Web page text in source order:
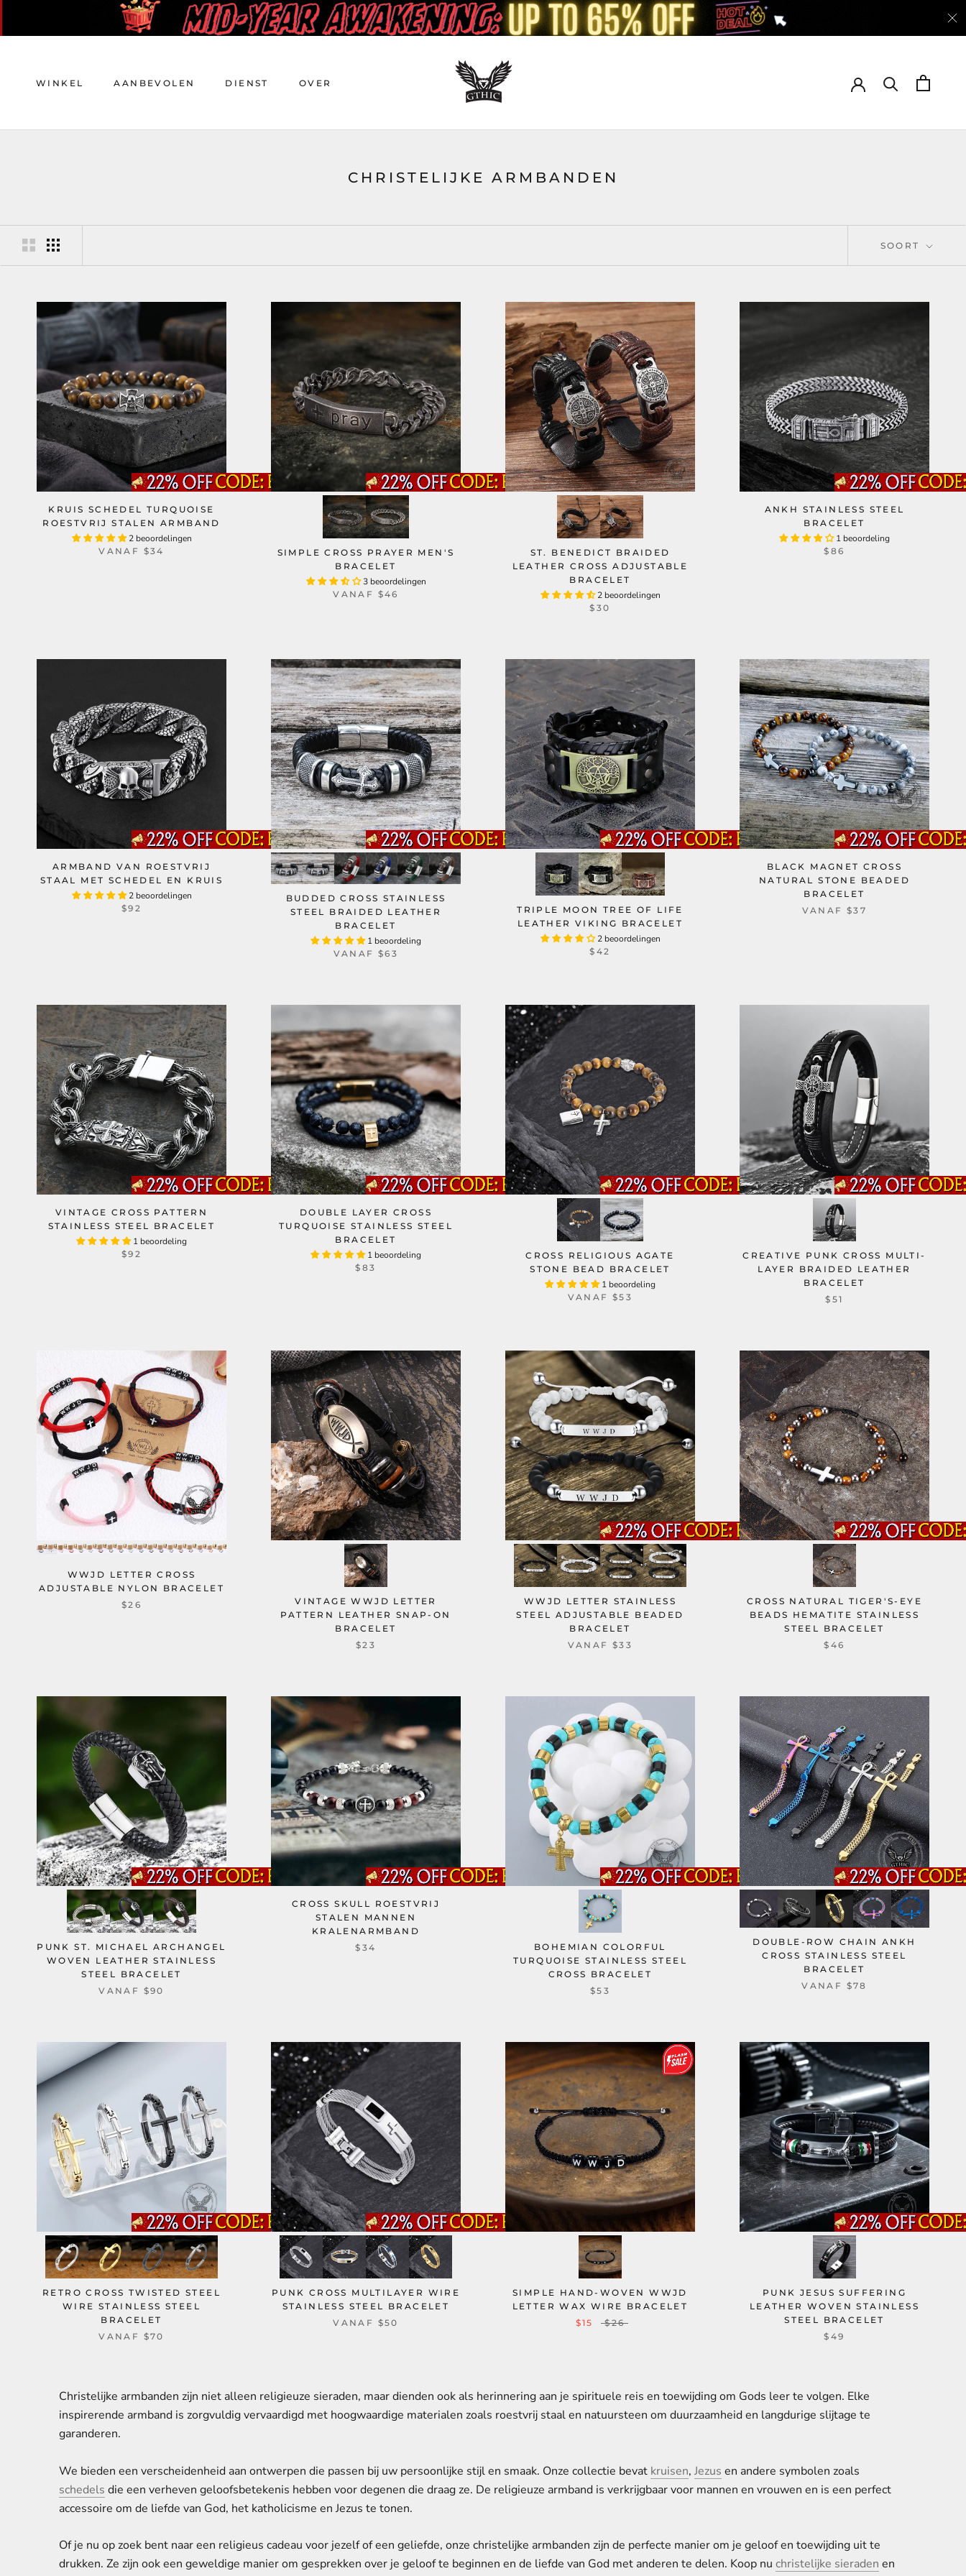
artikel
WINKEL AANBEVOLEN DIENST OVER
CHRISTELIJKE ARMBANDEN
SOORT
KRUIS SCHEDEL TURQUOISE
ROESTVRIJ STALEN ARMBAND
2 beoordelingen
VANAF $34
SIMPLE CROSS PRAYER MEN'S
BRACELET
3 beoordelingen
VANAF $46
ST. BENEDICT BRAIDED
LEATHER CROSS ADJUSTABLE
BRACELET
2 beoordelingen
$30
ANKH STAINLESS STEEL
BRACELET
1 beoordeling
$86
ARMBAND VAN ROESTVRIJ
STAAL MET SCHEDEL EN KRUIS
2 beoordelingen
$92
BUDDED CROSS STAINLESS
STEEL BRAIDED LEATHER
BRACELET
1 beoordeling
VANAF$63
TRIPLE MOON TREE OF LIFE
LEATHER VIKING BRACELET
2 beoordelingen
$42
BLACK MAGNET CROSS
NATURAL STONE BEADED
BRACELET
VANAF$37
VINTAGE CROSS PATTERN
STAINLESS STEEL BRACELET
1 beoordeling
$92
DOUBLE LAYER CROSS
TURQUOISE STAINLESS STEEL
BRACELET
1 beoordeling
$83
CROSS RELIGIOUS AGATE
STONE BEAD BRACELET
1 beoordeling
VANAF$53
CREATIVE PUNK CROSS MULTI-
LAYER BRAIDED LEATHER
BRACELET
$51
WWJD LETTER CROSS
ADJUSTABLE NYLON BRACELET
$26
VINTAGE WWJD LETTER
PATTERN LEATHER SNAP-ON
BRACELET
$23
WWJD LETTER STAINLESS
STEEL ADJUSTABLE BEADED
BRACELET
VANAF$33
CROSS NATURAL TIGER'S-EYE
BEADS HEMATITE STAINLESS
STEEL BRACELET
$46
PUNK ST. MICHAEL ARCHANGEL
WOVEN LEATHER STAINLESS
STEEL BRACELET
VANAF $90
CROSS SKULL ROESTVRIJ
STALEN MANNEN
KRALENARMBAND
$34
BOHEMIAN COLORFUL
TURQUOISE STAINLESS STEEL
CROSS BRACELET
$53
DOUBLE-ROW CHAIN ANKH
CROSS STAINLESS STEEL
BRACELET
VANAF $78
RETRO CROSS TWISTED STEEL
WIRE STAINLESS STEEL
BRACELET
VANAF $70
PUNK CROSS MULTILAYER WIRE
STAINLESS STEEL BRACELET
VANAF $50
SIMPLE HAND-WOVEN WWJD
LETTER WAX WIRE BRACELET
$15
$26
PUNK JESUS SUFFERING
LEATHER WOVEN STAINLESS
STEEL BRACELET
$49
Christelijke armbanden zijn niet alleen religieuze sieraden, maar dienden ook als herinnering aan je spirituele reis en toewijding om Gods leer te volgen. Elke
inspirerende armband is zorgvuldig vervaardigd met hoogwaardige materialen zoals roestvrij staal en natuursteen om duurzaamheid en langdurige slijtage te
garanderen.
We bieden een verscheidenheid aan ontwerpen die passen bij uw persoonlijke stijl en smaak. Onze collectie bevat kruisen, Jezus en andere symbolen zoals
schedels die een verheven geloofsbetekenis hebben voor degenen die draag ze. De religieuze armband is verkrijgbaar voor mannen en vrouwen en is een perfect
accessoire om de liefde van God, het katholicisme en Jezus te tonen.
Of je nu op zoek bent naar een religieus cadeau voor jezelf of een geliefde, onze christelijke armbanden zijn de perfecte manier om je geloof en toewijding uit te
drukken. Ze zijn ook een geweldige manier om gesprekken over je geloof te beginnen en de liefde van God met anderen te delen. Koop nu christelijke sieraden en